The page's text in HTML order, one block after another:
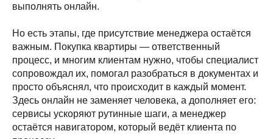
выполнять онлайн.
Но есть этапы, где присутствие менеджера остаётся
важным. Покупка квартиры — ответственный
процесс, и многим клиентам нужно, чтобы специалист
сопровождал их, помогал разобраться в документах и
просто объяснял, что происходит в каждый момент.
Здесь онлайн не заменяет человека, а дополняет его:
сервисы ускоряют рутинные шаги, а менеджер
остаётся навигатором, который ведёт клиента по